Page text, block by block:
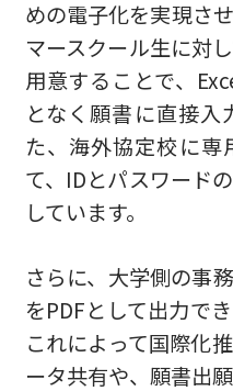
めの電子化を実現さ
マースクール生に対
用意することで、
となく願書に直接
た、海外協定校に専
て、IDとパスワード
しています。
さらに、大学側の事
をPDFとして出力で
これによって国際化
ータ共有や、願書出